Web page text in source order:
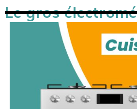
Le gros